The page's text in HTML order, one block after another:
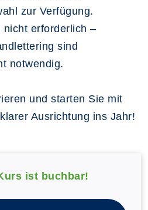
zur Verfügung.
nicht erforderlich –
sind
notwendig.
und starten Sie mit
Ausrichtung ins Jahr!
ist buchbar!